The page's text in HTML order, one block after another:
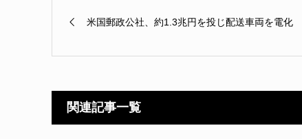
米国郵政公社、約1.3兆円を投じ配送車両を電化
関連記事一覧